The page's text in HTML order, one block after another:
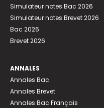
Simulateur notes Bac 2026
Simulateur notes Brevet 2026
Bac 2026
Brevet 2026
ANNALES
Annales Bac
Annales Brevet
Annales Bac Français